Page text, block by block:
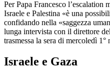
Per Papa Francesco l’escalation
Israele e Palestina «è una
confidando nella «saggezza
lunga intervista con il direttore
trasmessa la sera di mercoledì
Israele e Gaza